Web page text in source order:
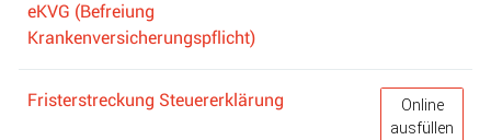
eKVG (Befreiung
Krankenversicherungspflicht)
Fristerstreckung Steuererklärung
Online
ausfüllen